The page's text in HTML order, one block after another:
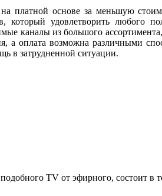
платной основе за меньшую
удовлетворить любого
каналы из большого
а оплата возможна различными
в затрудненной ситуации.
TV от эфирного, состоит в